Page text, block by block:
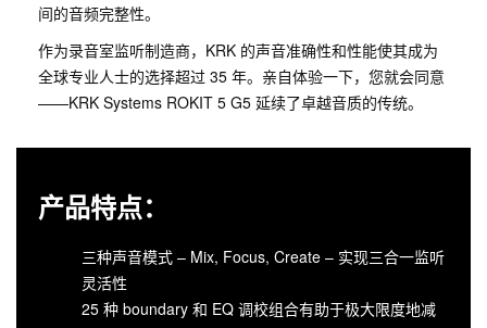
间的音频完整性。
作为录音室监听制造商，KRK 的声音准确性和性能使其成为
全球专业人士的选择超过 35 年。亲自体验一下，您就会同意
——KRK Systems ROKIT 5 G5 延续了卓越音质的传统。
产品特点：
三种声音模式 – Mix, Focus, Create – 实现三合一监听
灵活性
25 种 boundary 和 EQ 调校组合有助于极大限度地减